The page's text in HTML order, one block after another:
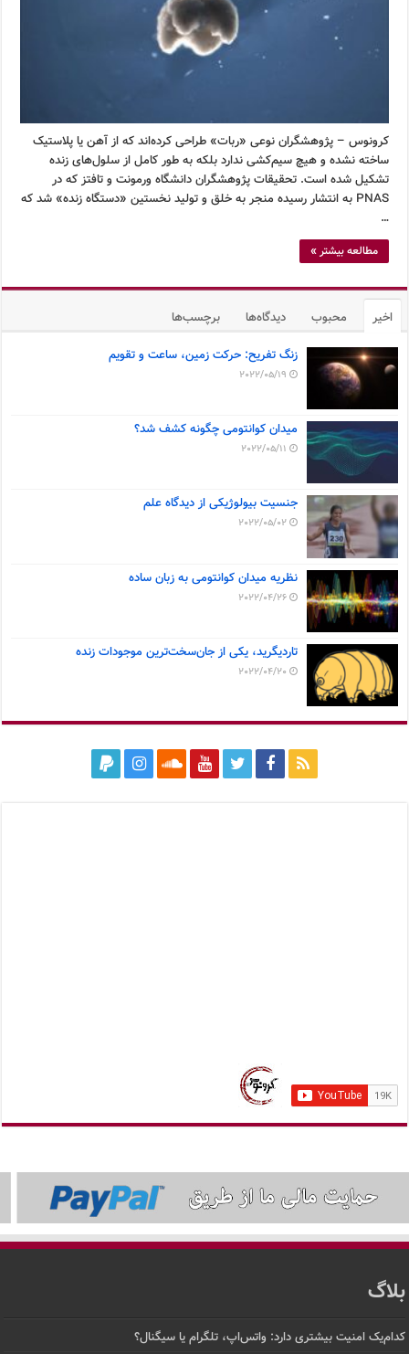
کرونوس – پژوهشگران نوعی «ربات» طراحی کرده‌اند که از آهن یا پلاستیک
ساخته نشده و هیچ سیم‌کشی ندارد بلکه به طور کامل از سلول‌های زنده
تشکیل شده است. تحقیقات پژوهشگران دانشگاه ورمونت و تافتز که در
PNAS به انتشار رسیده منجر به خلق و تولید نخستین «دستگاه زنده» شد که
…
مطالعه بیشتر »
اخیر محبوب دیدگاه‌ها برچسب‌ها
زنگ تفریح: حرکت زمین، ساعت و تقویم
2022/05/19
میدان کوانتومی چگونه کشف شد؟
2022/05/11
جنسیت بیولوژیکی از دیدگاه علم
2022/05/02
نظریه میدان کوانتومی به زبان ساده
2022/04/26
تاردیگرید، یکی از جان‌سخت‌ترین موجودات زنده
2022/04/20
بلاگ
کدام‌یک امنیت بیشتری دارد: واتس‌اپ، تلگرام یا سیگنال؟